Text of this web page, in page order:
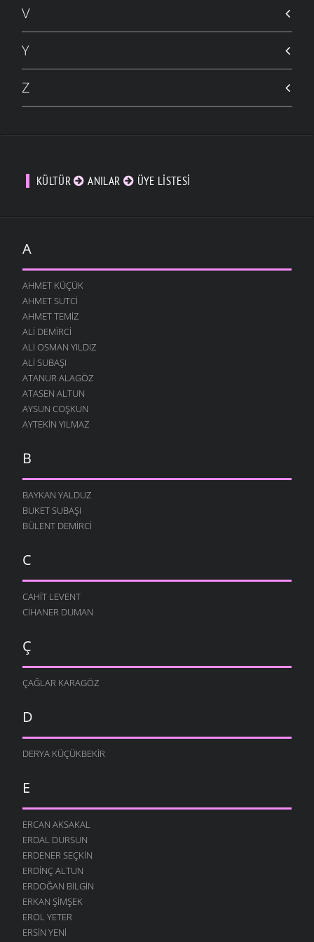
V
Y
Z
KÜLTÜR ANILAR ÜYE LISTESI
A
AHMET KÜÇÜK
AHMET SUTCI
AHMET TEMIZ
ALI DEMIRCI
ALI OSMAN YILDIZ
ALI SUBAŞI
ATANUR ALAGÖZ
ATASEN ALTUN
AYSUN COŞKUN
AYTEKIN YILMAZ
B
BAYKAN YALDUZ
BUKET SUBAŞI
BÜLENT DEMIRCI
C
CAHIT LEVENT
CIHANER DUMAN
Ç
ÇAĞLAR KARAGÖZ
D
DERYA KÜÇÜKBEKIR
E
ERCAN AKSAKAL
ERDAL DURSUN
ERDENER SEÇKIN
ERDINÇ ALTUN
ERDOĞAN BILGIN
ERKAN ŞIMŞEK
EROL YETER
ERSIN YENI